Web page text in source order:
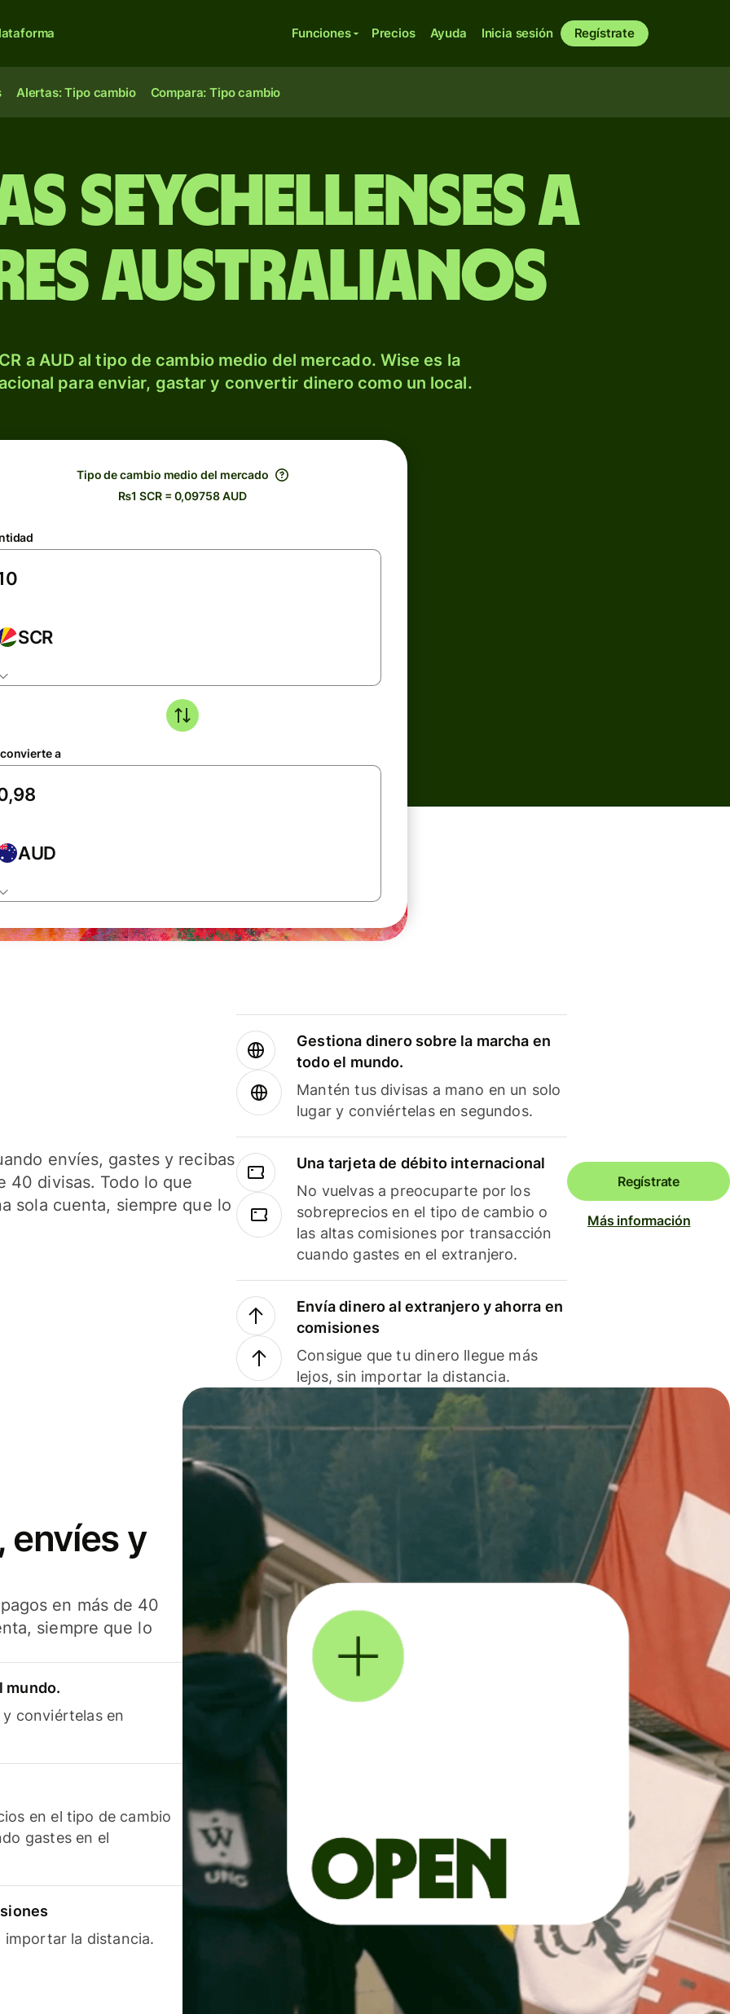
Funciones Precios Ayuda Inicia sesión Regístrate
Alertas: Tipo cambio Compara: Tipo cambio
seychellenses a
australianos
a AUD al tipo de cambio medio del mercado. Wise es la
para enviar, gastar y convertir dinero como un local.
Tipo de cambio medio del mercado
₨1 SCR = 0,09758 AUD
SCR
a
AUD
envíes, gastes y recibas
40 divisas. Todo lo que
sola cuenta, siempre que lo
Gestiona dinero sobre la marcha en
todo el mundo.
Mantén tus divisas a mano en un solo
lugar y conviértelas en segundos.
Una tarjeta de débito internacional
No vuelvas a preocuparte por los
sobreprecios en el tipo de cambio o
las altas comisiones por transacción
cuando gastes en el extranjero.
Envía dinero al extranjero y ahorra en
comisiones
Consigue que tu dinero llegue más
lejos, sin importar la distancia.
Regístrate
Más información
envíes y
en más de 40
siempre que lo
mundo.
conviértelas en
en el tipo de cambio
gastes en el
importar la distancia.